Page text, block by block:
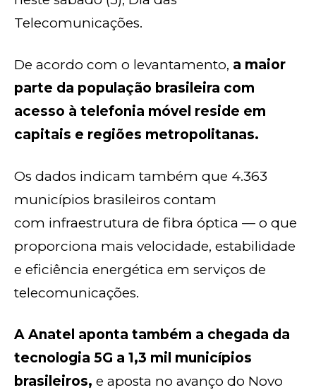
Telecomunicações.
De acordo com o levantamento, a maior
parte da população brasileira com
acesso à telefonia móvel reside em
capitais e regiões metropolitanas.
Os dados indicam também que 4.363
municípios brasileiros contam
com infraestrutura de fibra óptica — o que
proporciona mais velocidade, estabilidade
e eficiência energética em serviços de
telecomunicações.
A Anatel aponta também a chegada da
tecnologia 5G a 1,3 mil municípios
brasileiros, e aposta no avanço do Novo